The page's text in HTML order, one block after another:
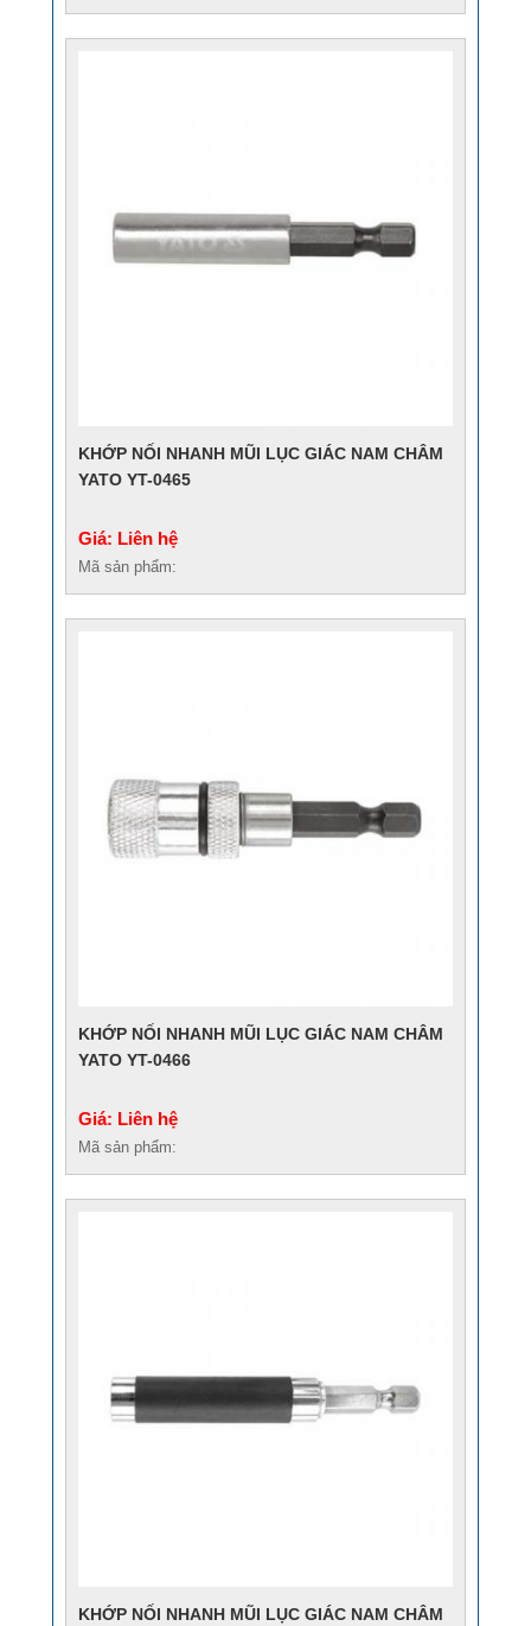
KHỚP NỐI NHANH MŨI LỤC GIÁC NAM CHÂM
YATO YT-0465
Giá: Liên hệ
Mã sản phẩm:
KHỚP NỐI NHANH MŨI LỤC GIÁC NAM CHÂM
YATO YT-0466
Giá: Liên hệ
Mã sản phẩm:
KHỚP NỐI NHANH MŨI LỤC GIÁC NAM CHÂM